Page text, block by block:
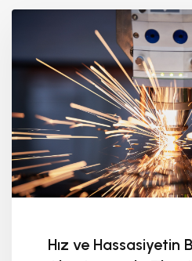
Hız ve Hassasiyetin